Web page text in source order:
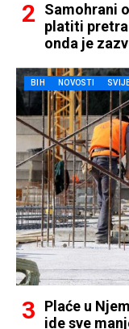
Samohrani
platiti
onda je
BIH NOVOSTI
Plaće u
ide sve